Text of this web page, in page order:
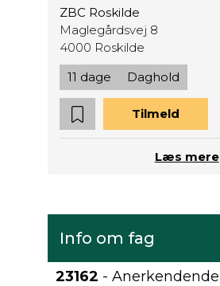
ZBC Roskilde
Maglegårdsvej 8
4000 Roskilde
11 dage
Daghold
Tilmeld
Læs mere
Info om fag
23162 - Anerkendende